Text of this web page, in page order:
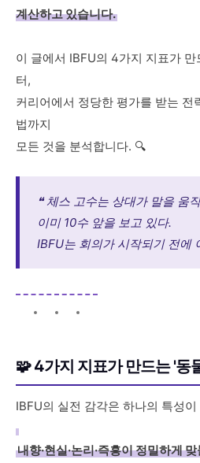
계산하고 있습니다.
이 글에서 IBFU의 4가지 지표가
터,
커리어에서 정당한 평가를 받는 전
법까지
모든 것을 분석합니다. 🔍
❝ 체스 고수는 상대가 말을 움
이미 10수 앞을 보고 있다.
IBFU는 회의가 시작되기 전에
🧩 4가지 지표가 만드는 '동
IBFU의 실전 감각은 하나의 특성이
내향·현실·논리·즉흥이 정밀하게